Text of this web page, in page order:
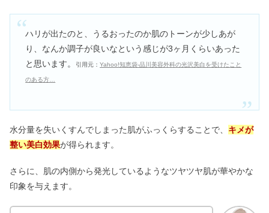
ハリが出たのと、うるおったのか肌のトーンが少しあが
り、なんか調子が良いなという感じが3ヶ月くらいあった
と思います。
引用元：Yahoo!知恵袋-品川美容外科の光沢美白を受けたこと
のある方…
水分量を失いくすんでしまった肌がふっくらすることで、 キメが
整い美白効果が得られます。
さらに、肌の内側から発光しているようなツヤツヤ肌が華やかな
印象を与えます。